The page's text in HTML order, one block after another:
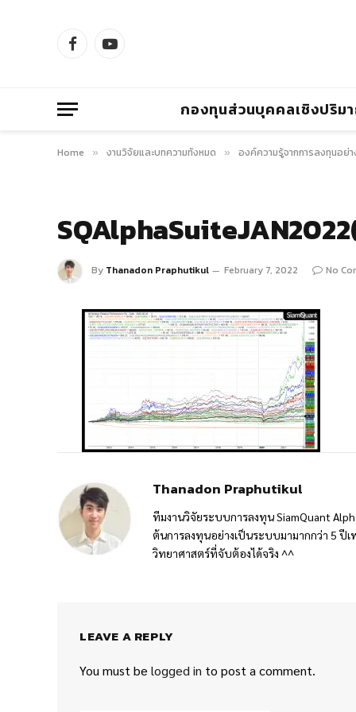
FacebookYouTube
กองทุนส่วนบุคคลเชิงปริม
Home » งานวิจัยและบทความทั้งหมด » องค์ความรู้จากการลงทุนอย่า
By Thanadon Praphutikul February 7, 2022 No
Thanadon Praphutikul
ทีมงานวิจัยระบบการลงทุน SiamQuant
ต้นการลงทุนอย่างเป็นระบบมามากกว่า 5 ปีเ
วิทยาศาสตร์ที่จับต้องได้จริง ^^
LEAVE A REPLY
You must be logged in to post a comment.